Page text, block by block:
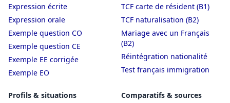
Expression écrite
Expression orale
Exemple question CO
Exemple question CE
Exemple EE corrigée
Exemple EO
TCF carte de résident (B1)
TCF naturalisation (B2)
Mariage avec un Français
(B2)
Réintégration nationalité
Test français immigration
Profils & situations
Comparatifs & sources